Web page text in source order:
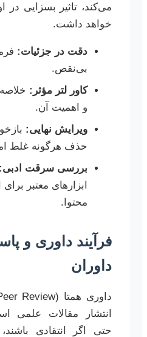
می‌کند، تاثیر بسزایی در
خواهد داشت.
دقت در جزئیات:
بی‌نقص.
کاور لتر مؤثر:
و اهمیت آن.
ویرایش نهایی:
حذف هرگونه غلط
بررسی سرقت ادبی:
ابزارهای معتبر
محتوا.
فرآیند داوری و
داوران
انتشار مقالات علمی
حتی اگر انتقادی